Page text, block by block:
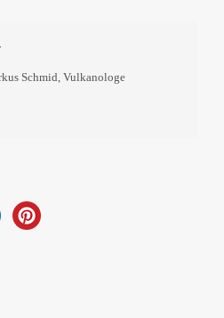
Schmid, Vulkanologe